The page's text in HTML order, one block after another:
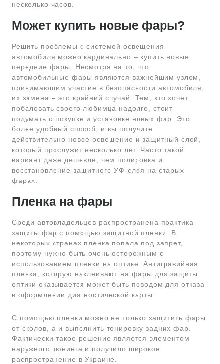
несколько часов.
Может купить новые фары?
Решить проблемы с системой освещения
автомобиля можно кардинально – купить новые
передние фары. Несмотря на то, что
автомобильные фары являются важнейшим узлом,
принимающим участие в безопасности автомобиля,
их замена – это крайний случай. Тем, кто хочет
побаловать своего любимца надолго, стоит
подумать о покупке и установке новых фар. Это
более удобный способ, и вы получите
действительно новое освещение и защитный слой,
который прослужит несколько лет. Часто такой
вариант даже дешевле, чем полировка и
восстановление защитного УФ-слоя на старых
фарах.
Пленка на фары
Среди автовладельцев распространена практика
защиты фар с помощью защитной пленки. В
некоторых странах пленка попала под запрет,
поэтому нужно быть очень осторожным с
использованием пленки на оптике. Антигравийная
пленка, которую наклеивают на фары для защиты
оптики оказывается может быть поводом для отказа
в оформлении диагностической карты.
С помощью пленки можно не только защитить фары
от сколов, а и выполнить тонировку задних фар.
Фактически такое решение является элементом
наружного тюнинга и получило широкое
распространение в Украине.